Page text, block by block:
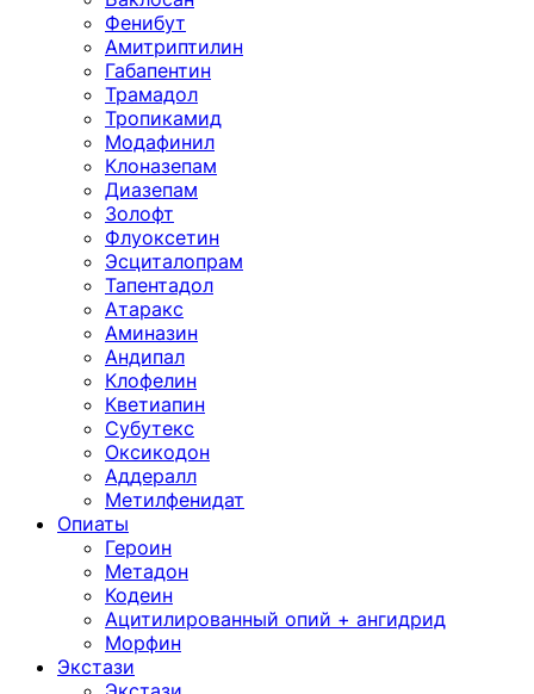
Фенибут
Амитриптилин
Габапентин
Трамадол
Тропикамид
Модафинил
Клоназепам
Диазепам
Золофт
Флуоксетин
Эсциталопрам
Тапентадол
Атаракс
Аминазин
Андипал
Клофелин
Кветиапин
Субутекс
Оксикодон
Аддералл
Метилфенидат
Опиаты
Героин
Метадон
Кодеин
Ацитилированный опий + ангидрид
Морфин
Экстази